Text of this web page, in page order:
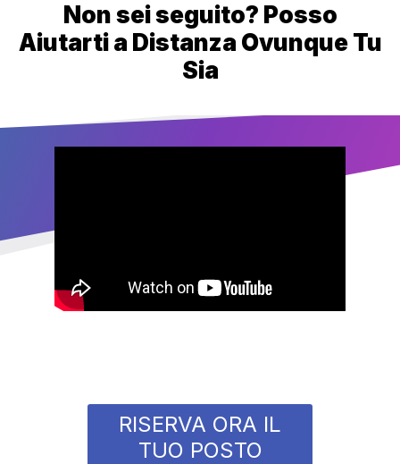
Non sei seguito? Posso
Aiutarti a Distanza Ovunque Tu
Sia
RISERVA ORA IL
TUO POSTO